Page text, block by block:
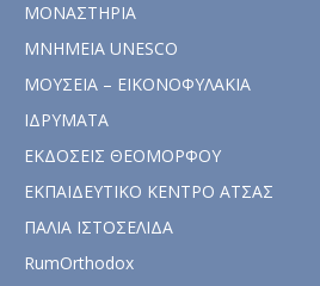
ΜΟΝΑΣΤΗΡΙΑ
ΜΝΗΜΕΙΑ UNESCO
ΜΟΥΣΕΙΑ – ΕΙΚΟΝΟΦΥΛΑΚΙΑ
ΙΔΡΥΜΑΤΑ
ΕΚΔΟΣΕΙΣ ΘΕΟΜΟΡΦΟΥ
ΕΚΠΑΙΔΕΥΤΙΚΟ ΚΕΝΤΡΟ ΑΤΣΑΣ
ΠΑΛΙΑ ΙΣΤΟΣΕΛΙΔΑ
RumOrthodox